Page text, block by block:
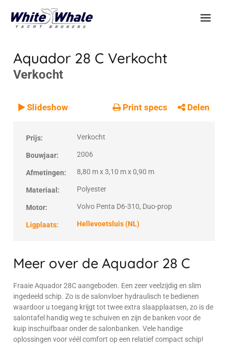
Aquador 28 C Verkocht
Verkocht
VERKOCHT
Verkocht
Slideshow Print specs Delen
Prijs: Verkocht
Bouwjaar: 2006
Afmetingen: 8,80 m x 3,10 m x 0,90 m
Materiaal: Polyester
Motor: Volvo Penta D6-310, Duo-prop
Ligplaats: Hellevoetsluis (NL)
Meer over de Aquador 28 C
Fraaie Aquador 28C aangeboden. Een zeer veelzijdig en slim
ingedeeld schip. Zo is de salonvloer hydraulisch te bedienen
waardoor u toegang krijgt tot twee extra slaapplaatsen, zo is de
salontafel handig weg te schuiven en zijn de banken voor de
kuip inschuifbaar onder de salonbanken. Vele handige
oplossingen voor véél comfort op een relatief compact schip!